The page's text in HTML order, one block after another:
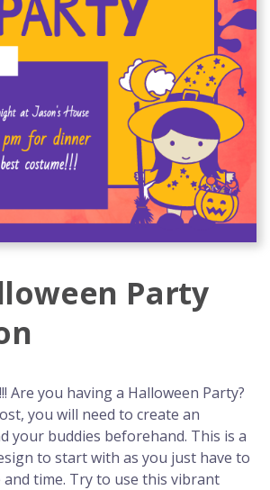
Party
Are you having a Halloween Party?
you will need to create an
your buddies beforehand. This is a
to start with as you just have to
time. Try to use this vibrant